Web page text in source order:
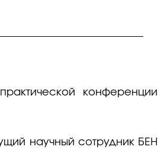
конференции
научный сотрудник БЕН